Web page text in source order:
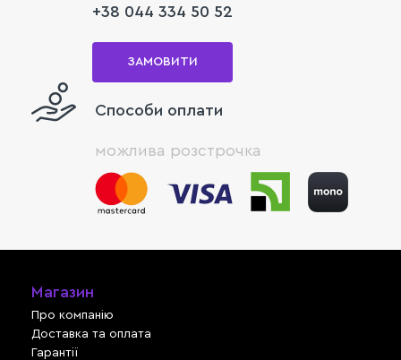
+38 044 334 50 52
ЗАМОВИТИ
Способи оплати
можлива розстрочка
Магазин
Про компанію
Доставка та оплата
Гарантії